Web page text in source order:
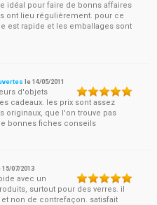
idéal pour faire de bonns affaires
ont lieu régulièrement. pour ce
est rapide et les emballages sont
le14/05/2011
d'objets
cadeaux. les prix sont assez
originaux, que l'on trouve pas
bonnes fiches conseils
15/07/2013
avec un
surtout pour des verres. il
non de contrefaçon. satisfait